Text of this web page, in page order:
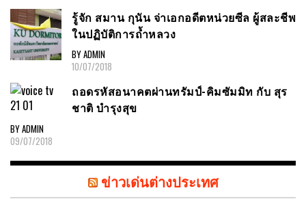
รู้จัก สมาน กุนัน จ่าเอกอดีตหน่วยซีล ผู้สละชีพ
ในปฏิบัติการถ้ำหลวง
BY ADMIN
10/07/2018
ถอดรหัสอนาคตผ่านทรัมป์-คิมซัมมิท กับ สุร
ชาติ บำรุงสุข
BY ADMIN
09/07/2018
ข่าวเด่นต่างประเทศ